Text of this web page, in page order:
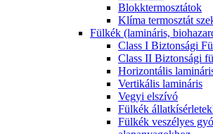
Blokktermosztátok
Klíma termosztát
Fülkék (lamináris,
Class I Biztonsági
Class II Biztonsági
Horizontális
Vertikális lamináris
Vegyi elszívó
Fülkék
Fülkék veszélyes